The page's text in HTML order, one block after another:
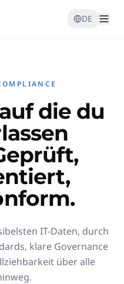
DE
die du
IT-Daten, durch
klare Governance
über alle